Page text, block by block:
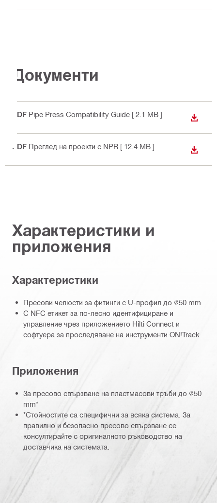
Документи
PDF Pipe Press Compatibility Guide [ 2.1 MB ]
PDF Преглед на проекти с NPR [ 12.4 MB ]
Характеристики и
приложения
Характеристики
Пресови челюсти за фитинги с U-профил до ∅50 mm
С NFC етикет за по-лесно идентифициране и
управление чрез приложението Hilti Connect и
софтуера за проследяване на инструменти ON!Track
Приложения
За пресово свързване на пластмасови тръби до ∅50
mm*
*Стойностите са специфични за всяка система. За
правилно и безопасно пресово свързване се
консултирайте с оригиналното ръководство на
доставчика на системата.